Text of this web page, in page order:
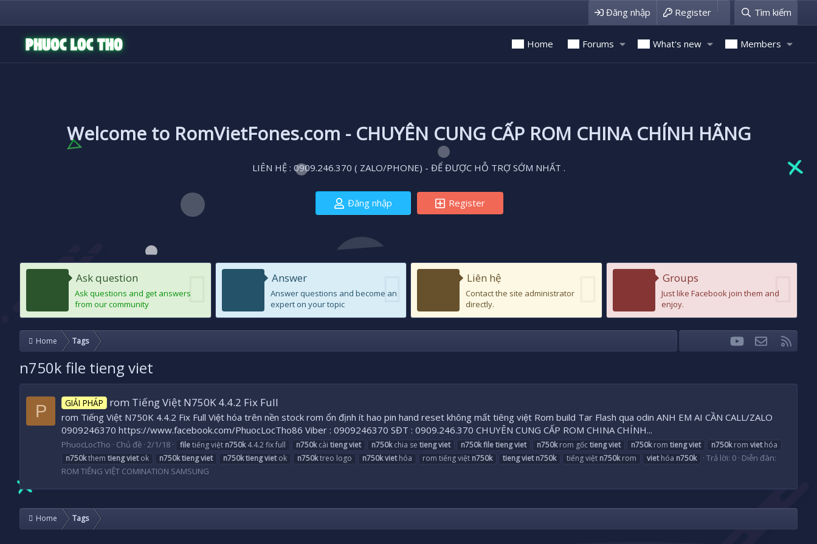
Đăng nhập Register Tìm kiếm
Home Forums What's new Members
Welcome to RomVietFones.com - CHUYÊN CUNG CẤP ROM CHINA CHÍNH HÃNG
LIÊN HỆ : 0909.246.370 ( ZALO/PHONE) - ĐỂ ĐƯỢC HỖ TRỢ SỚM NHẤT .
Đăng nhập Register
Ask question
Ask questions and get answers
from our community
Answer
Answer questions and become an
expert on your topic
Liên hệ
Contact the site administrator
directly.
Groups
Just like Facebook join them and
enjoy.
Home Tags FacebookTwitteryoutubeLiên hệ
n750k file tieng viet
P GIẢI PHÁP rom Tiếng Việt N750K 4.4.2 Fix Full
rom Tiếng Việt N750K 4.4.2 Fix Full Việt hóa trên nền stock rom ổn định ít hao pin hand reset không mất tiêng việt Rom build Tar Flash qua odin ANH EM AI CẦN CALL/ZALO
0909246370 https://www.facebook.com/PhuocLocTho86 Viber : 0909246370 SĐT : 0909.246.370 CHUYÊN CUNG CẤP ROM CHINA CHÍNH...
PhuocLocTho Chủ đề 2/1/18 filetiếng việt n750k4.4.2 fix full n750kcài tiengviet n750kchia se tiengviet n750kfiletiengviet n750krom gốctiengviet n750krom tiengviet n750krom viethóa
n750kthem tiengvietok n750ktiengviet n750ktiengvietok n750ktreo logo n750kviethóa rom tiếng việt n750k tiengviet n750k tiếng việt n750krom viethóa n750k Trả lời: 0 Diễn đàn:
ROM TIẾNG VIỆT COMINATION SAMSUNG
Home Tags